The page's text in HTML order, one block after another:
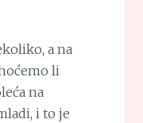
a na
li
na
i to je